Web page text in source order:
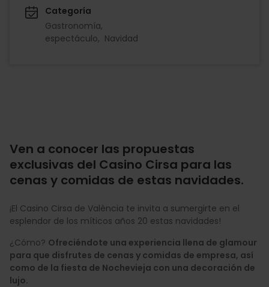
Categoría
Gastronomía
espectáculo
Navidad
Ven a conocer las propuestas
exclusivas del Casino Cirsa para las
cenas y comidas de estas navidades.
¡El Casino Cirsa de València te invita a sumergirte en el
esplendor de los míticos años 20 estas navidades!
¿Cómo? Ofreciéndote una experiencia llena de glamour
para que disfrutes de cenas y comidas de empresa, así
como de la fiesta de Nochevieja con una decoración de
lujo.